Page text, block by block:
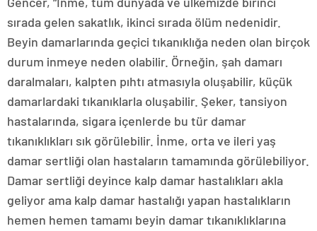
sırada gelen sakatlık, ikinci sırada ölüm nedenidir.
Beyin damarlarında geçici tıkanıklığa neden olan birçok
durum inmeye neden olabilir. Örneğin, şah damarı
daralmaları, kalpten pıhtı atmasıyla oluşabilir, küçük
damarlardaki tıkanıklarla oluşabilir. Şeker, tansiyon
hastalarında, sigara içenlerde bu tür damar
tıkanıklıkları sık görülebilir. İnme, orta ve ileri yaş
damar sertliği olan hastaların tamamında görülebiliyor.
Damar sertliği deyince kalp damar hastalıkları akla
geliyor ama kalp damar hastalığı yapan hastalıkların
hemen hemen tamamı beyin damar tıkanıklıklarına